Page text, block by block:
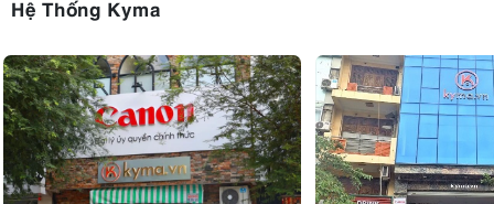
Hệ Thống Kyma